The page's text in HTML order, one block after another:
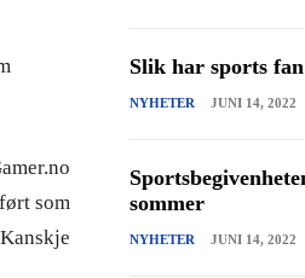
som
Slik har sports
NYHETER JUNI 14, 2022
sommer
NYHETER JUNI 14, 2022